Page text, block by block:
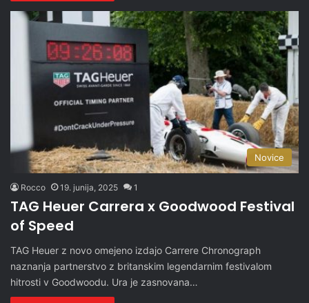
Novice
Rocco 19. junija, 2025 1
TAG Heuer Carrera x Goodwood Festival
of Speed
TAG Heuer z novo omejeno izdajo Carrere Chronograph
naznanja partnerstvo z britanskim legendarnim festivalom
hitrosti v Goodwoodu. Ura je zasnovana…